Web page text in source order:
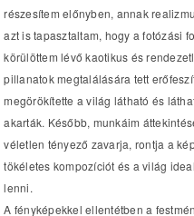
részesítem előnyben, annak
azt is tapasztaltam, hogy a fotózási
körülöttem lévő kaotikus és
pillanatok megtalálására tett
megörökítette a világ látható és
akarták. Később, munkáim
véletlen tényező zavarja, rontja a
tökéletes kompozíciót és a világ
lenni.
A fényképekkel ellentétben a